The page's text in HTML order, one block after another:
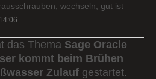
wechseln, gut ist
das Thema Sage Oracle
kommt beim Brühen
Zulauf gestartet.